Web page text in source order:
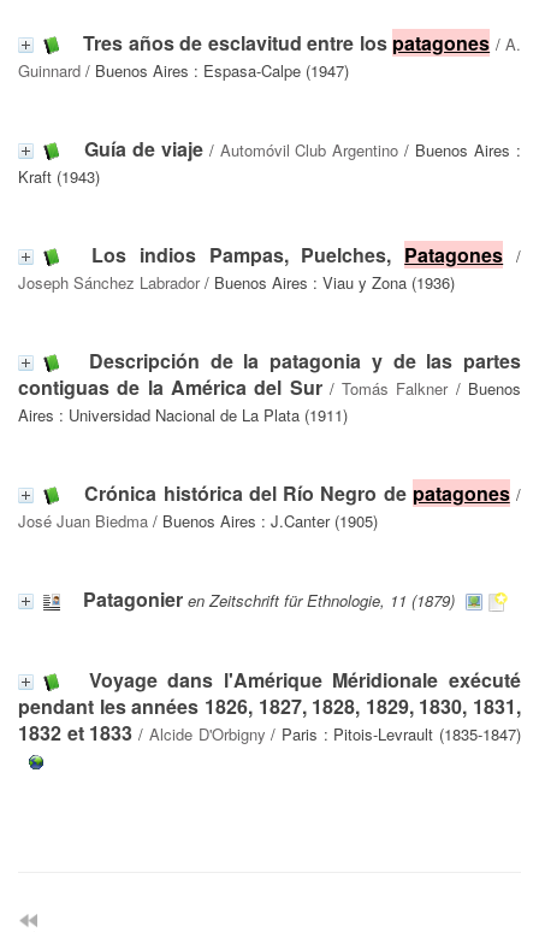
Tres años de esclavitud entre los patagones /A.
Guinnard / Buenos Aires : Espasa-Calpe (1947)
Guía de viaje/ Automóvil Club Argentino / Buenos Aires :
Kraft (1943)
Los indios Pampas, Puelches, Patagones /
Joseph Sánchez Labrador/ Buenos Aires : Viau y Zona (1936)
Descripción de la patagonia y de las partes
contiguas de la América del Sur/Tomás Falkner/ Buenos
Aires : Universidad Nacional de La Plata (1911)
Crónica histórica del Río Negro de patagones/
José Juan Biedma / Buenos Aires : J.Canter (1905)
Patagonier en Zeitschrift für Ethnologie, 11 (1879)
Voyage dans l'Amérique Méridionale exécuté
pendant les années 1826, 1827, 1828, 1829, 1830, 1831,
1832 et 1833 / Alcide D'Orbigny / Paris : Pitois-Levrault (1835-1847)